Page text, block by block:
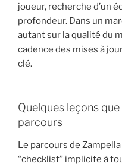
joueur, recherche d’un
profondeur. Dans un
autant sur la qualité du
cadence des mises à
clé.
Quelques leçons
parcours
Le parcours de
“checklist” implicite à